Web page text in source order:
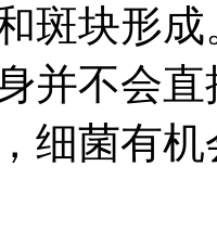
斑块形成
并不会
细菌有